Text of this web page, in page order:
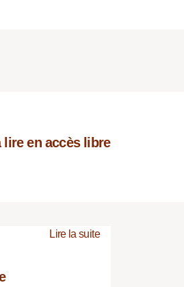
lire en accès libre
Lire la suite